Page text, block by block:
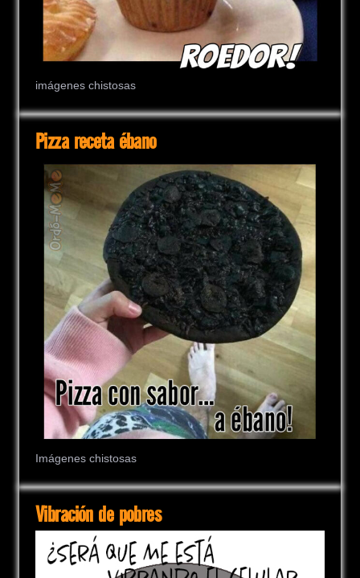
imágenes chistosas
Pizza receta ébano
Imágenes chistosas
Vibración de pobres